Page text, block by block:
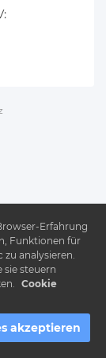
Erfahrung
Funktionen für
zu analysieren.
sie steuern
Cookie
akzeptieren